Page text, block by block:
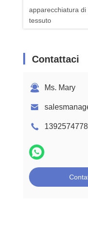
apparecchiatura di
tessuto
Attrezzatura per il
Apparecchiature
Contattaci
Ms. Mary